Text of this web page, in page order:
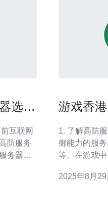
选择
防服务
务器托
港
游戏香
1. 了解高防服务器的基本
御能力的服
等。在游戏
供商 选择香港地区的高防服务器提供商是提升在线体验的
2025年8月29